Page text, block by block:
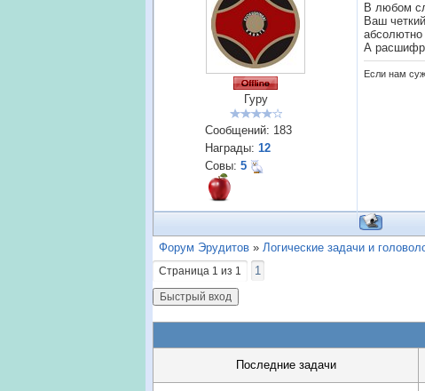
Гуру
Сообщений: 183
Награды: 12
Совы: 5
В любом
Ваш
А
Если нам
Форум Эрудитов » Логические задачи и
Страница 1 из 1
1
Последние задачи